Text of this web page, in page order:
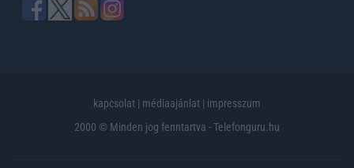
kapcsolat | médiaajánlat | impresszum
2000 © Minden jog fenntartva - Telefonguru.hu